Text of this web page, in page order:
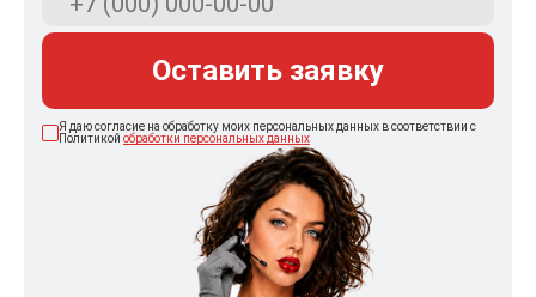
Оставить заявку
Я даю согласие на обработку моих персональных данных в соответствии с
Политикой обработки персональных данных